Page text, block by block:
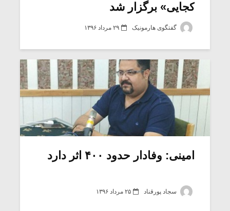
کجایی» برگزار شد
گفتگوی هارمونیک ۲۹ مرداد ۱۳۹۶
امینی: وفادار حدود ۴۰۰ اثر دارد
سجاد پورقناد ۲۵ مرداد ۱۳۹۶